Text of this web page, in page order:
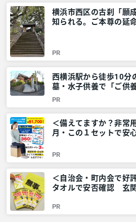
横浜市西区の古刹「願
知られる。ご本尊の延
PR
西横浜駅から徒歩10分
墓・水子供養で「ご供
区】 – 神奈川・東京多
リア
PR
＜備えてますか？非常
月・この１セットで安
レアリア
PR
＜自治会・町内会で好
タオルで安否確認 玄
アリア
PR